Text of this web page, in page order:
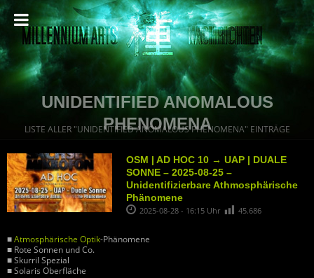
UNIDENTIFIED ANOMALOUS
PHENOMENA
LISTE ALLER "UNIDENTIFIED ANOMALOUS PHENOMENA" EINTRÄGE
OSM | AD HOC 10 → UAP | DUALE
SONNE – 2025-08-25 –
Unidentifizierbare Athmosphärische
Phänomene
2025-08-28 - 16:15 Uhr 45.686
■Atmosphärische Optik-Phänomene
■ Rote Sonnen und Co.
■ Skurril Spezial
■ Solaris Oberfläche